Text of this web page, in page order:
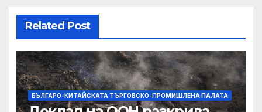
Related Post
БЪЛГАРО-КИТАЙСКАТА ТЪРГОВСКО-ПРОМИШЛЕНА ПАЛАТА